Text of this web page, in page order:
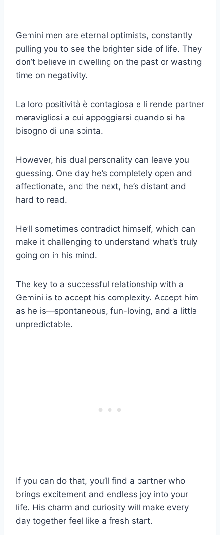
Gemini men are eternal optimists, constantly
pulling you to see the brighter side of life. They
don’t believe in dwelling on the past or wasting
time on negativity.
La loro positività è contagiosa e li rende partner
meravigliosi a cui appoggiarsi quando si ha
bisogno di una spinta.
However, his dual personality can leave you
guessing. One day he’s completely open and
affectionate, and the next, he’s distant and
hard to read.
He’ll sometimes contradict himself, which can
make it challenging to understand what’s truly
going on in his mind.
The key to a successful relationship with a
Gemini is to accept his complexity. Accept him
as he is—spontaneous, fun-loving, and a little
unpredictable.
If you can do that, you’ll find a partner who
brings excitement and endless joy into your
life. His charm and curiosity will make every
day together feel like a fresh start.